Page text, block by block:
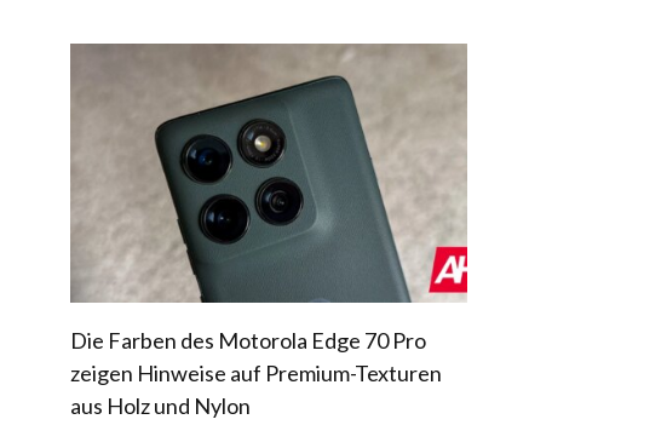
Die Farben des Motorola Edge 70 Pro
zeigen Hinweise auf Premium-Texturen
aus Holz und Nylon